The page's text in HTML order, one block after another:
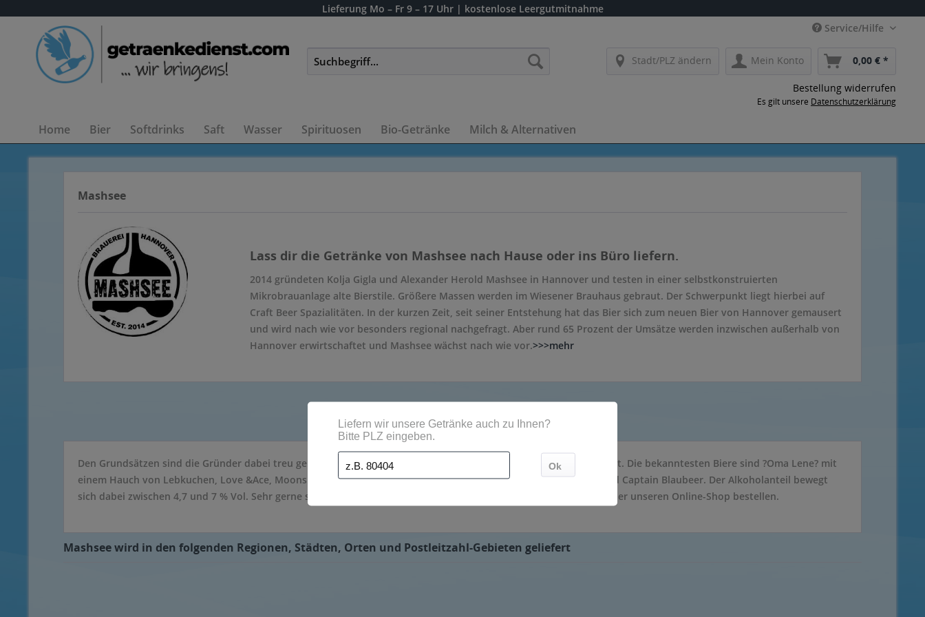
Lieferung Mo – Fr 9 – 17 Uhr | kostenlose Leergutmitnahme
Service/Hilfe
Stadt/PLZ ändern Mein Konto 0,00 € *
Bestellung widerrufen
Es gilt unsere Datenschutzerklärung
Home Bier Softdrinks Saft Wasser Spirituosen Bio-Getränke Milch & Alternativen
Mashsee
Lass dir die Getränke von Mashsee nach Hause oder ins Büro liefern.
2014 gründeten Kolja Gigla und Alexander Herold Mashsee in Hannover und testen in einer selbstkonstruierten
Mikrobrauanlage alte Bierstile. Größere Massen werden im Wiesener Brauhaus gebraut. Der Schwerpunkt liegt hierbei auf
Craft Beer Spazialitäten. In der kurzen Zeit, seit seiner Entstehung hat das Bier sich zum neuen Bier von Hannover gemausert
und wird nach wie vor besonders regional nachgefragt. Aber rund 65 Prozent der Umsätze werden inzwischen außerhalb von
Hannover erwirtschaftet und Mashsee wächst nach wie vor.>>>mehr
Den Grundsätzen sind die Gründer dabei treu geblieben. Das Bier bleibt naturbelassen und wird nicht pasteurisiert. Die bekanntesten Biere sind ?Oma Lene? mit
einem Hauch von Lebkuchen, Love &Ace, Moonshine, Tripple 20, Trainingslager, das Bier mit dem alles begann und Captain Blaubeer. Der Alkoholanteil bewegt
sich dabei zwischen 4,7 und 7 % Vol. Sehr gerne senden wir Ihnen die Getränke von Mashsee zu, wenn Sie diese über unseren Online-Shop bestellen.
Mashsee wird in den folgenden Regionen, Städten, Orten und Postleitzahl-Gebieten geliefert